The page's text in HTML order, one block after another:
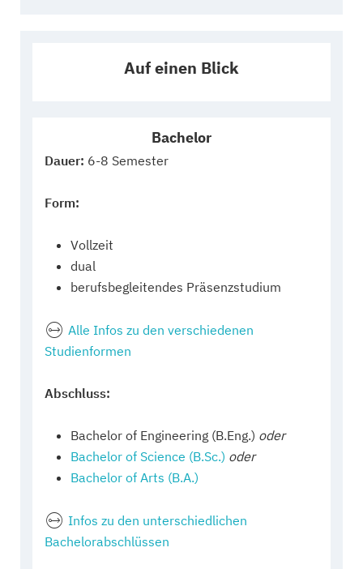
Auf einen Blick
Bachelor
Dauer: 6-8 Semester
Form:
Vollzeit
dual
berufsbegleitendes Präsenzstudium
Alle Infos zu den verschiedenen
Studienformen
Abschluss:
Bachelor of Engineering (B.Eng.) oder
Bachelor of Science (B.Sc.) oder
Bachelor of Arts (B.A.)
Infos zu den unterschiedlichen
Bachelorabschlüssen